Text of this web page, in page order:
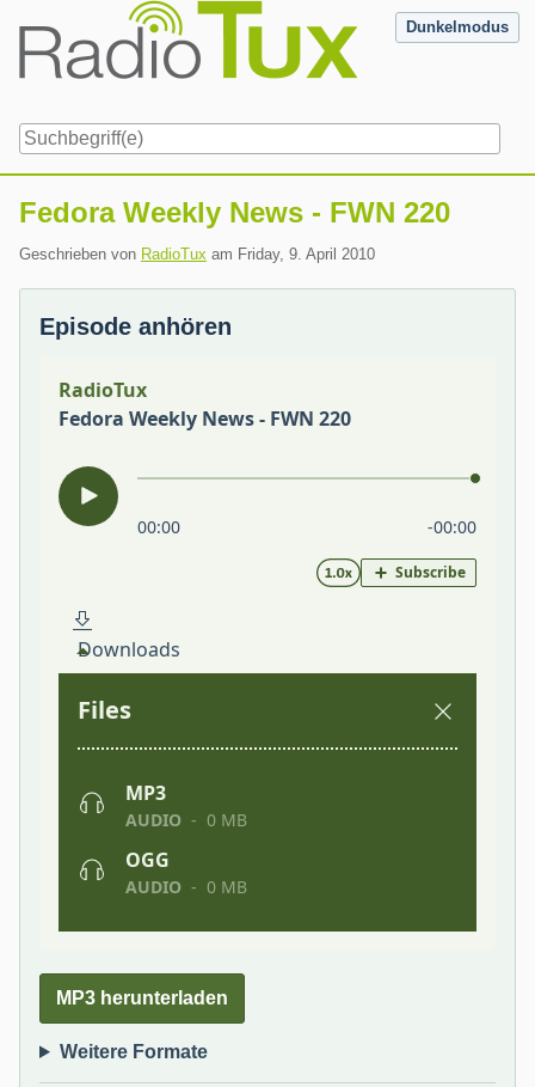
content
Dunkelmodus
Fedora Weekly News - FWN 220
Geschrieben von RadioTux am Friday, 9. April 2010
Episode anhören
MP3 herunterladen
Weitere Formate